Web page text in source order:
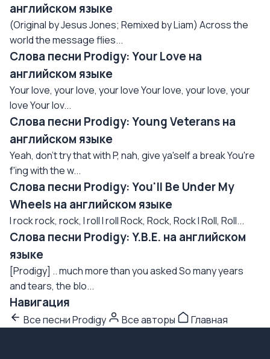
английском языке
(Original by Jesus Jones; Remixed by Liam) Across the
world the message flies...
Слова песни Prodigy: Your Love на
английском языке
Your love, your love, your love Your love, your love, your
love Your lov...
Слова песни Prodigy: Young Veterans на
английском языке
Yeah, don't try that with P, nah, give ya'self a break You're
f'ing with the w...
Слова песни Prodigy: You'll Be Under My
Wheels на английском языке
I rock rock, rock, I roll I roll Rock, Rock, Rock I Roll, Roll...
Слова песни Prodigy: Y.B.E. на английском
языке
[Prodigy] .. much more than you asked So many years
and tears, the blo...
Навигация
Все песни Prodigy Все авторы Главная